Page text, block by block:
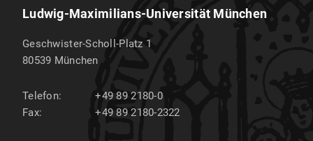
Ludwig-Maximilians-Universität München
Geschwister-Scholl-Platz 1
80539 München
Telefon:
+49 89 2180-0
Fax:
+49 89 2180-2322